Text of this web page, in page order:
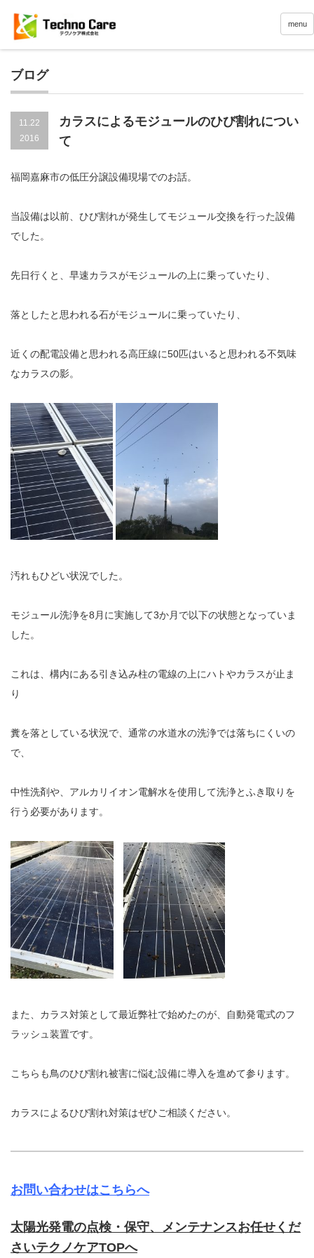
menu
ブログ
11.22
2016
カラスによるモジュールのひび割れについ
て
福岡嘉麻市の低圧分譲設備現場でのお話。
当設備は以前、ひび割れが発生してモジュール交換を行った設備
でした。
先日行くと、早速カラスがモジュールの上に乗っていたり、
落としたと思われる石がモジュールに乗っていたり、
近くの配電設備と思われる高圧線に50匹はいると思われる不気味
なカラスの影。
汚れもひどい状況でした。
モジュール洗浄を8月に実施して3か月で以下の状態となっていま
した。
これは、構内にある引き込み柱の電線の上にハトやカラスが止ま
り
糞を落としている状況で、通常の水道水の洗浄では落ちにくいの
で、
中性洗剤や、アルカリイオン電解水を使用して洗浄とふき取りを
行う必要があります。
また、カラス対策として最近弊社で始めたのが、自動発電式のフ
ラッシュ装置です。
こちらも鳥のひび割れ被害に悩む設備に導入を進めて参ります。
カラスによるひび割れ対策はぜひご相談ください。
お問い合わせはこちらへ
太陽光発電の点検・保守、メンテナンスお任せくだ
さいテクノケアTOPへ